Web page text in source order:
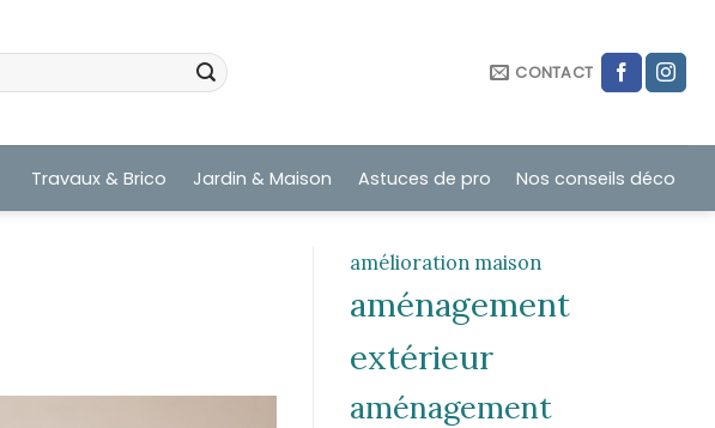
CONTACT
Travaux & Brico Jardin & Maison Astuces de pro Nos conseils déco
amélioration maison
aménagement
extérieur
aménagement